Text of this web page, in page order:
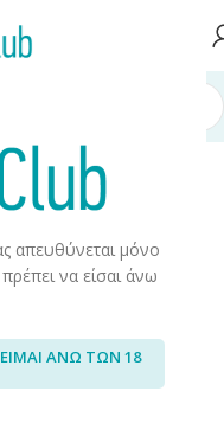
απευθύνεται μόνο
να είσαι άνω
ΑΝΩ ΤΩΝ 18